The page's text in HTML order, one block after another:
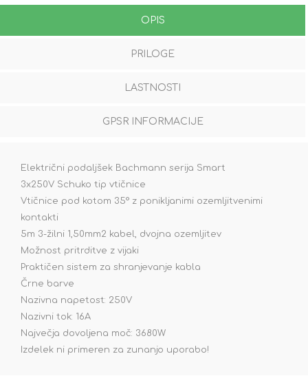
OPIS
PRILOGE
LASTNOSTI
GPSR INFORMACIJE
Električni podaljšek Bachmann serija Smart
3x250V Schuko tip vtičnice
Vtičnice pod kotom 35° z ponikljanimi ozemljitvenimi
kontakti
5m 3-žilni 1,50mm2 kabel, dvojna ozemljitev
Možnost pritrditve z vijaki
Praktičen sistem za shranjevanje kabla
Črne barve
Nazivna napetost: 250V
Nazivni tok: 16A
Največja dovoljena moč: 3680W
Izdelek ni primeren za zunanjo uporabo!